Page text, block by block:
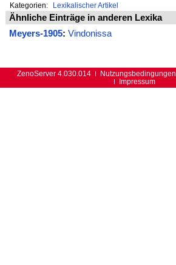
Kategorien:
Lexikalischer Artikel
Ähnliche Einträge in anderen Lexika
Meyers-1905: Vindonissa
ZenoServer 4.030.014 Nutzungsbedingungen
Impressum